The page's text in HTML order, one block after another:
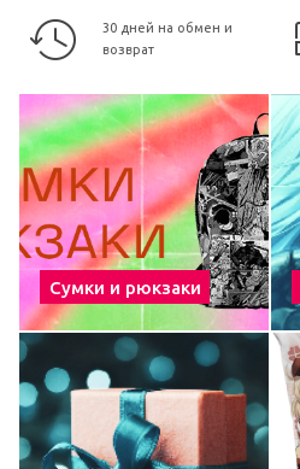
30 дней на обмен и
возврат
Сумки и рюкзаки